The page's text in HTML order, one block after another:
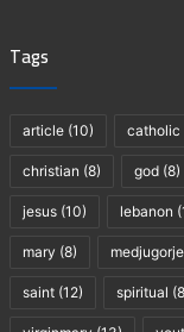
Tags
article (10) catholic
christian (8) god (8)
jesus (10) lebanon
mary (8) medjugorje
saint (12) spiritual